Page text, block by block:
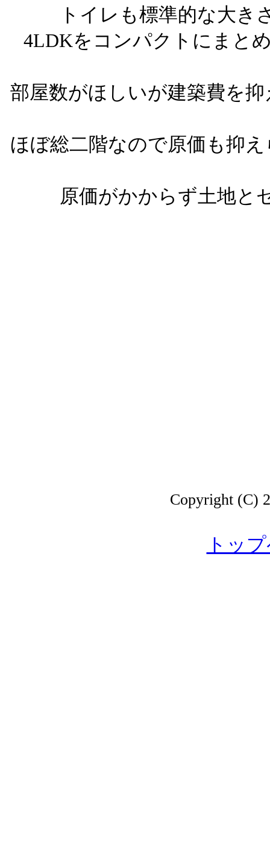
トイレも標準的な大き
4LDKをコンパクトにまと
部屋数がほしいが建築費を
ほぼ総二階なので原価も抑
原価がかからず土地と
Copyright
トッ